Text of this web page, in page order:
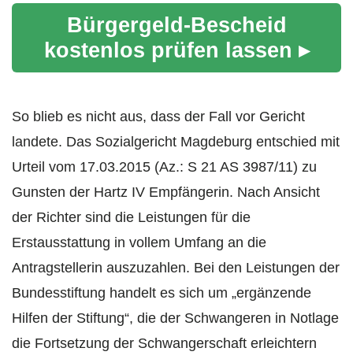
Bürgergeld-Bescheid
kostenlos prüfen lassen ▸
So blieb es nicht aus, dass der Fall vor Gericht
landete. Das Sozialgericht Magdeburg entschied mit
Urteil vom 17.03.2015 (Az.: S 21 AS 3987/11) zu
Gunsten der Hartz IV Empfängerin. Nach Ansicht
der Richter sind die Leistungen für die
Erstausstattung in vollem Umfang an die
Antragstellerin auszuzahlen. Bei den Leistungen der
Bundesstiftung handelt es sich um „ergänzende
Hilfen der Stiftung“, die der Schwangeren in Notlage
die Fortsetzung der Schwangerschaft erleichtern